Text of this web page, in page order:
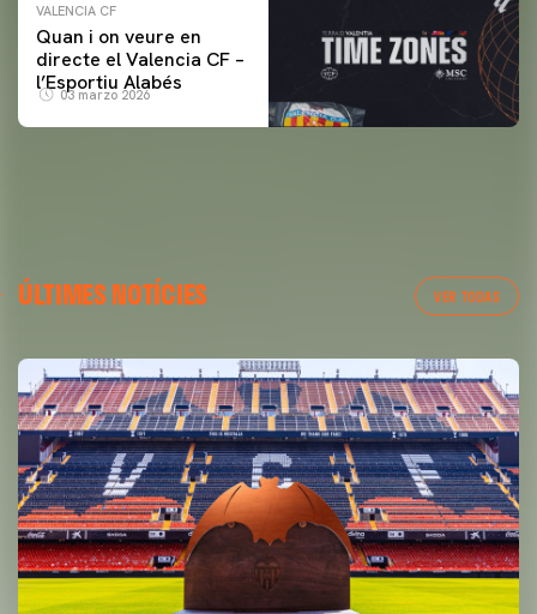
VALENCIA CF
Quan i on veure en
directe el Valencia CF –
l’Esportiu Alabés
03 marzo 2026
ÚLTIMES NOTÍCIES VER TODAS